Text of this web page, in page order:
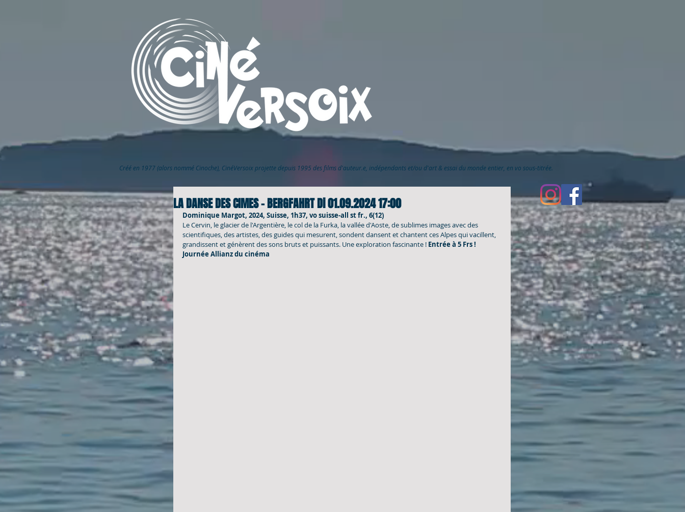
LA DANSE DES CIMES - BERGFAHRT Di 01.09.2024 17:00
Dominique Margot, 2024, Suisse, 1h37, vo suisse-all st fr., 6(12)
Le Cervin, le glacier de l'Argentière, le col de la Furka, la vallée d'Aoste, de sublimes images avec des
scientifiques, des artistes, des guides qui mesurent, sondent dansent et chantent ces Alpes qui vacillent,
grandissent et génèrent des sons bruts et puissants. Une exploration fascinante ! Entrée à 5 Frs !
Journée Allianz du cinéma
Créé en 1977 (alors nommé Cinoche), CinéVersoix projette depuis 1995 des films d'auteur.e, indépendants et/ou d'art & essai du monde entier, en vo sous-titrée.